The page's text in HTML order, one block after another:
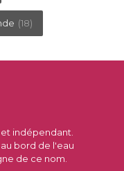
(18)
indépendant.
bord de l'eau
de ce nom.